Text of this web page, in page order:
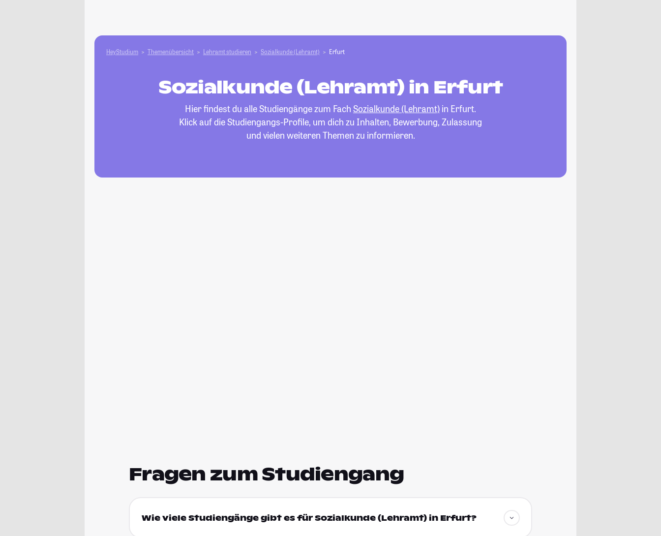
HeyStudium Themenübersicht Lehramt studieren Sozialkunde (Lehramt) Erfurt
Sozialkunde (Lehramt) in Erfurt
Hier findest du alle Studiengänge zum Fach Sozialkunde (Lehramt) in Erfurt.
Klick auf die Studiengangs-Profile, um dich zu Inhalten, Bewerbung, Zulassung
und vielen weiteren Themen zu informieren.
Fragen zum Studiengang
Wie viele Studiengänge gibt es für Sozialkunde (Lehramt) in Erfurt?